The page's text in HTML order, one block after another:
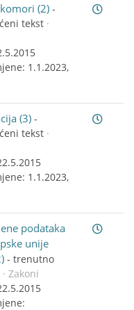
(2) -
tekst ·
1.1.2023,
(3) -
tekst ·
1.1.2023,
podataka
unije
- trenutno
· Zakoni